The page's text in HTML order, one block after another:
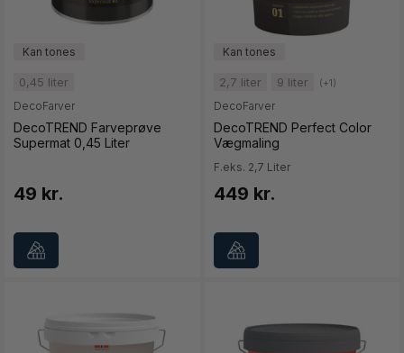
0,45 liter
DecoFarver
DecoTREND Farveprøve
Supermat 0,45 Liter
49 kr.
2,7 liter 9 liter (+1)
DecoFarver
DecoTREND Perfect Color
Vægmaling
F.eks. 2,7 Liter
449 kr.